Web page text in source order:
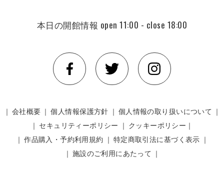
本日の開館情報 open 11:00 - close 18:00
｜ 会社概要 ｜個人情報保護方針 ｜ 個人情報の取り扱いについて ｜
｜ セキュリティーポリシー ｜ クッキーポリシー｜
｜作品購入・予約利用規約 ｜ 特定商取引法に基づく表示 ｜
｜ 施設のご利用にあたって ｜